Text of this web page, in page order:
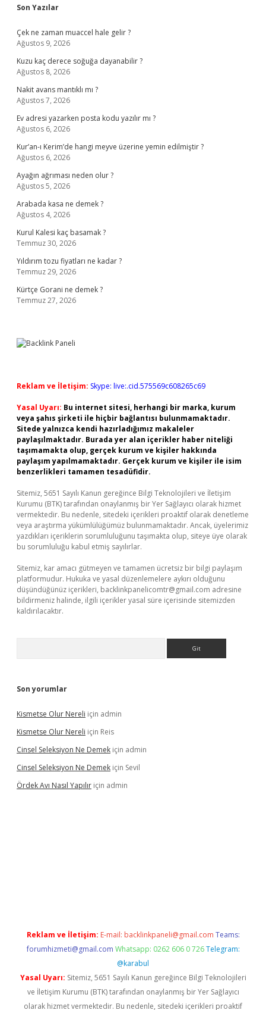
Sidebar
Son Yazılar
Çek ne zaman muaccel hale gelir ?
Ağustos 9, 2026
Kuzu kaç derece soğuğa dayanabilir ?
Ağustos 8, 2026
Nakit avans mantıklı mı ?
Ağustos 7, 2026
Ev adresi yazarken posta kodu yazılır mı ?
Ağustos 6, 2026
Kur’an-ı Kerim’de hangi meyve üzerine yemin edilmiştir ?
Ağustos 6, 2026
Ayağın ağrıması neden olur ?
Ağustos 5, 2026
Arabada kasa ne demek ?
Ağustos 4, 2026
Kurul Kalesi kaç basamak ?
Temmuz 30, 2026
Yıldırım tozu fiyatları ne kadar ?
Temmuz 29, 2026
Kürtçe Gorani ne demek ?
Temmuz 27, 2026
Reklam ve İletişim: Skype: live:.cid.575569c608265c69
Yasal Uyarı: Bu internet sitesi, herhangi bir marka, kurum
veya şahıs şirketi ile hiçbir bağlantısı bulunmamaktadır.
Sitede yalnızca kendi hazırladığımız makaleler
paylaşılmaktadır. Burada yer alan içerikler haber niteliği
taşımamakta olup, gerçek kurum ve kişiler hakkında
paylaşım yapılmamaktadır. Gerçek kurum ve kişiler ile isim
benzerlikleri tamamen tesadüfidir.
Sitemiz, 5651 Sayılı Kanun gereğince Bilgi Teknolojileri ve İletişim
Kurumu (BTK) tarafından onaylanmış bir Yer Sağlayıcı olarak hizmet
vermektedir. Bu nedenle, sitedeki içerikleri proaktif olarak denetleme
veya araştırma yükümlülüğümüz bulunmamaktadır. Ancak, üyelerimiz
yazdıkları içeriklerin sorumluluğunu taşımakta olup, siteye üye olarak
bu sorumluluğu kabul etmiş sayılırlar.
Sitemiz, kar amacı gütmeyen ve tamamen ücretsiz bir bilgi paylaşım
platformudur. Hukuka ve yasal düzenlemelere aykırı olduğunu
düşündüğünüz içerikleri, backlinkpanelicomtr@gmail.com adresine
bildirmeniz halinde, ilgili içerikler yasal süre içerisinde sitemizden
kaldırılacaktır.
Son yorumlar
Kismetse Olur Nereli için admin
Kismetse Olur Nereli için Reis
Cinsel Seleksiyon Ne Demek için admin
Cinsel Seleksiyon Ne Demek için Sevil
Ördek Avı Nasıl Yapılır için admin
Reklam ve İletişim: E-mail: backlinkpaneli@gmail.com Teams:
forumhizmeti@gmail.com Whatsapp: 0262 606 0 726 Telegram:
@karabul
Yasal Uyarı: Sitemiz, 5651 Sayılı Kanun gereğince Bilgi Teknolojileri
ve İletişim Kurumu (BTK) tarafından onaylanmış bir Yer Sağlayıcı
olarak hizmet vermektedir. Bu nedenle, sitedeki içerikleri proaktif